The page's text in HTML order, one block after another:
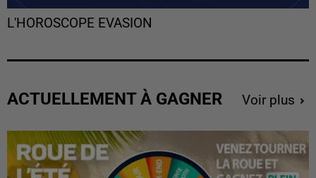
L'HOROSCOPE EVASION
ACTUELLEMENT À GAGNER Voir plus